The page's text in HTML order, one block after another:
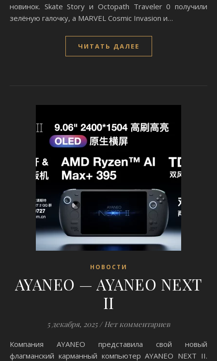
новинок. Skate Story и Octopath Traveler 0 получили
зелёную галочку, а MARVEL Cosmic Invasion и…
ЧИТАТЬ ДАЛЕЕ
НОВОСТИ
AYANEO — AYANEO NEXT
II
5 декабря, 2025 / Нет комментариев
Компания AYANEO представила свой новый
флагманский карманный компьютер AYANEO NEXT II.